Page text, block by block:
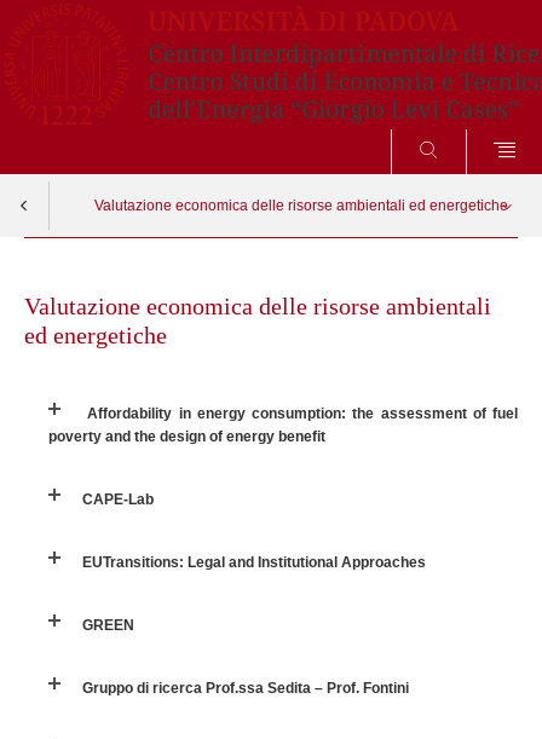
CERCA
Valutazione economica delle risorse ambientali ed energetiche
CAPE-Lab
EUTransitions: Legal and Institutional Approaches
contentValutazione economica delle risorse ambientali
ed energetiche
Affordability in energy consumption: the assessment of fuel
poverty and the design of energy benefit
CAPE-Lab
EUTransitions: Legal and Institutional Approaches
GREEN
Gruppo di ricerca Prof.ssa Sedita – Prof. Fontini